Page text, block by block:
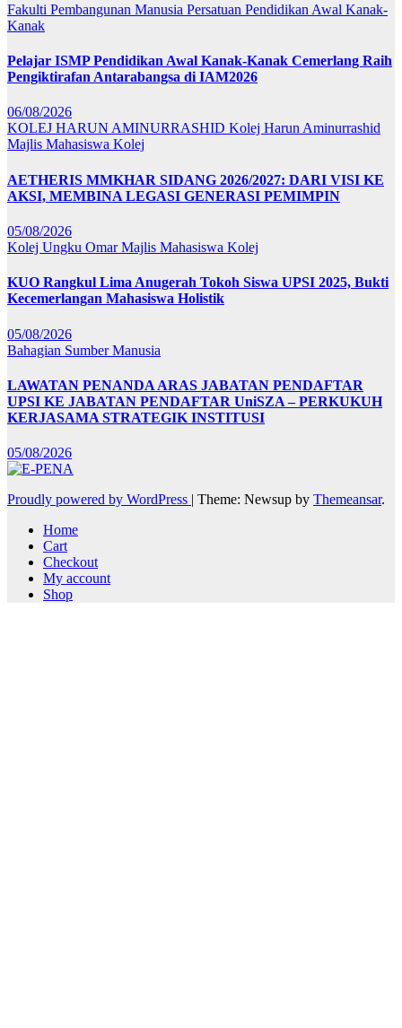
Fakulti Pembangunan Manusia Persatuan Pendidikan Awal Kanak-
Kanak
Pelajar ISMP Pendidikan Awal Kanak-Kanak Cemerlang Raih
Pengiktirafan Antarabangsa di IAM2026
06/08/2026
KOLEJ HARUN AMINURRASHID Kolej Harun Aminurrashid
Majlis Mahasiswa Kolej
AETHERIS MMKHAR SIDANG 2026/2027: DARI VISI KE
AKSI, MEMBINA LEGASI GENERASI PEMIMPIN
05/08/2026
Kolej Ungku OmarMajlis Mahasiswa Kolej
KUO Rangkul Lima Anugerah Tokoh Siswa UPSI 2025, Bukti
Kecemerlangan Mahasiswa Holistik
05/08/2026
Bahagian Sumber Manusia
LAWATAN PENANDA ARAS JABATAN PENDAFTAR
UPSI KE JABATAN PENDAFTAR UniSZA – PERKUKUH
KERJASAMA STRATEGIK INSTITUSI
05/08/2026
Proudly powered by WordPress | Theme: Newsup by Themeansar.
Home
Cart
Checkout
My account
Shop